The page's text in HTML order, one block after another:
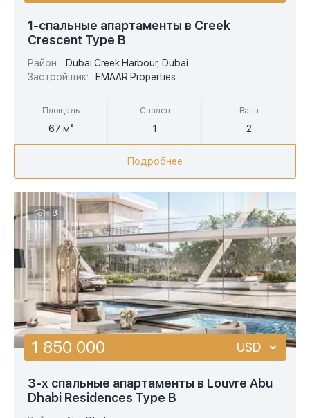
1-спальные апартаменты в Creek
Crescent Type B
Район:
Dubai Creek Harbour, Dubai
Застройщик:
EMAAR Properties
Площадь
67 м²
Спален
1
Ванн
2
Подробнее
8
3-х спальные апартаменты в Louvre Abu
Dhabi Residences Type B
1 850 000 USD
USD